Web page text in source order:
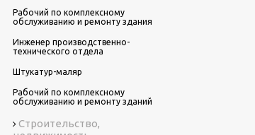
Рабочий по комплексному
обслуживанию и ремонту здания
Инженер производственно-
технического отдела
Штукатур-маляр
Рабочий по комплексному
обслуживанию и ремонту зданий
Строительство,